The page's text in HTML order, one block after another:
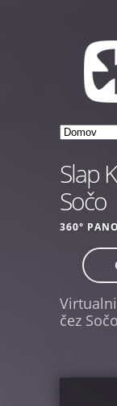
Slap
Sočo
360° PANO
čez Sočo